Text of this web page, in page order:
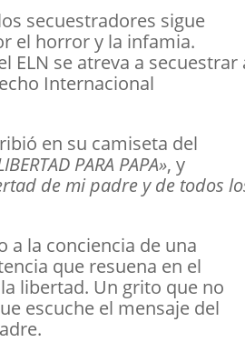
secuestradores sigue
el horror y la infamia.
ELN se atreva a secuestrar
Internacional
en su camiseta del
PARA PAPA», y
de mi padre y de todos
a la conciencia de una
que resuena en el
libertad. Un grito que no
escuche el mensaje del